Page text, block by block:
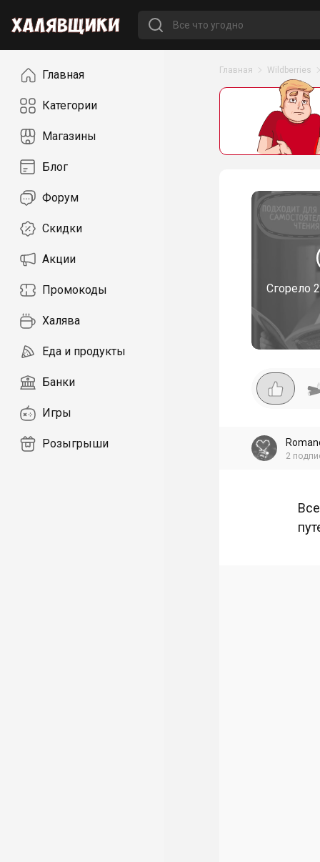
НавигацияГлавная
Категории
Магазины
Блог
Форум
Скидки
Акции
Промокоды
Халява
Еда и продукты
Банки
Игры
Розыгрыши
Главная Wildberries
Сгорело
2